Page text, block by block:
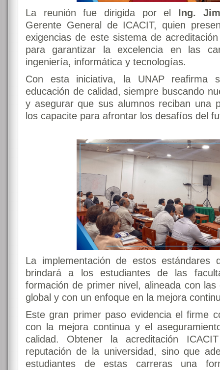
La reunión fue dirigida por el Ing.
Gerente General de ICACIT, quien
exigencias de este sistema de
para garantizar la excelencia en las
ingeniería, informática y tecnologías.
Con esta iniciativa, la UNAP reafirma
educación de calidad, siempre buscando
y asegurar que sus alumnos reciban una
los capacite para afrontar los desafíos del
La implementación de estos estándares
brindará a los estudiantes de las
formación de primer nivel, alineada con
global y con un enfoque en la mejora
Este gran primer paso evidencia el firme
con la mejora continua y el
calidad. Obtener la acreditación
reputación de la universidad, sino que
estudiantes de estas carreras una